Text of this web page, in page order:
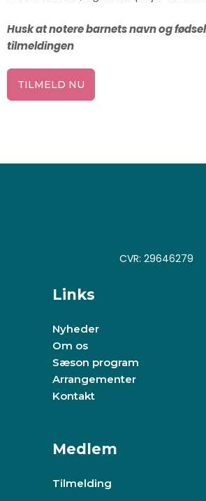
Husk at notere barnets navn og
tilmeldingen
TILMELD NU
CVR: 29646279
Links
Nyheder
Om os
Sæson program
Arrangementer
Kontakt
Medlem
Tilmelding